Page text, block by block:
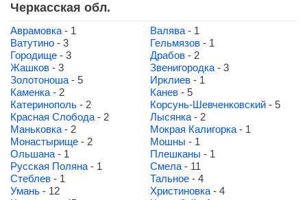
Черкасская обл.
Аврамовка - 1 Валява - 1
Ватутино - 3 Гельмязов - 1
Городище - 3 Драбов - 2
Жашков - 3 Звенигородка - 3
Золотоноша - 5 Ирклиев - 1
Каменка - 2 Канев - 5
Катеринополь - 2 Корсунь-Шевченковский - 5
Красная Слобода - 2 Лысянка - 2
Маньковка - 2 Мокрая Калигорка - 1
Монастырище - 2 Мошны - 1
Ольшана - 1 Плешканы - 1
Русская Поляна - 1 Смела - 11
Стеблев - 1 Тальное - 4
Умань - 12 Христиновка - 4